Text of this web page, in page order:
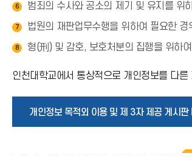
6 범죄의 수사와 공소의 제기 및 유지를 위
7 법원의 재판업무수행을 위하여 필요한 경
8 형(刑) 및 감호, 보호처분의 집행을 위하
인천대학교에서 통상적으로 개인정보를 다
개인정보 목적외 이용 및 제 3자 제공 게시판